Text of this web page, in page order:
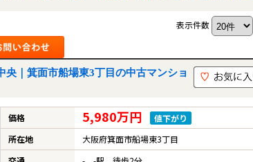
表示件数
央｜箕面市船場東3丁目の中古マンショ
価格 5,980万円
値下がり
所在地
大阪府箕面市船場東3丁目